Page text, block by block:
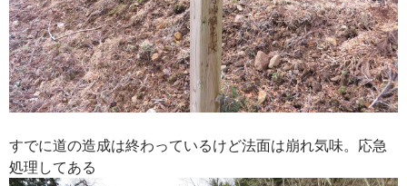
すでに道の造成は終わっているけど法面は崩れ気味。応急
処理してある